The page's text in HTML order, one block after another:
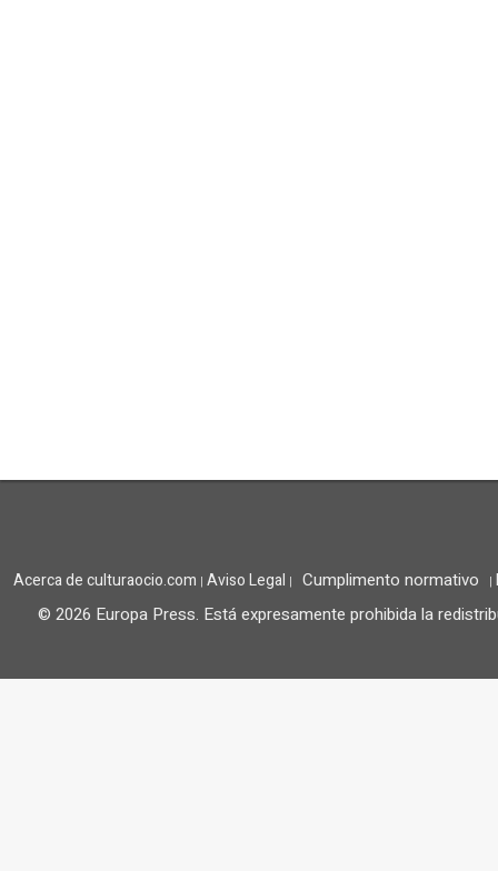
Acerca de culturaocio.com | Aviso Legal | Cumplimento normativo |
© 2026 Europa Press. Está expresamente prohibida la